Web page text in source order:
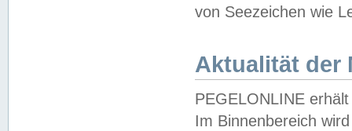
von Seezeichen wie
Aktualität der
PEGELONLINE
Im Binnenbereich